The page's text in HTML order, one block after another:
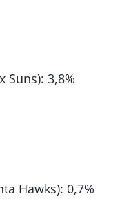
Suns): 3,8%
Hawks): 0,7%